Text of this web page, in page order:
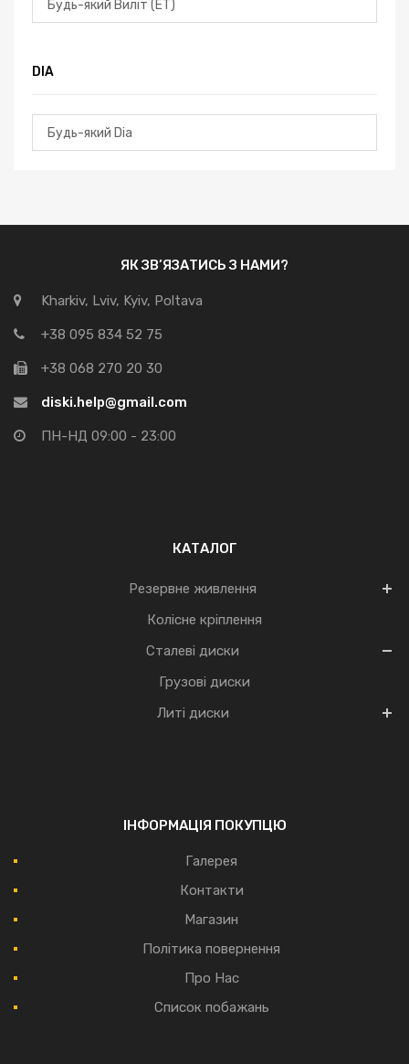
DIA
ЯК ЗВ’ЯЗАТИСЬ З НАМИ?
Kharkiv, Lviv, Kyiv, Poltava
+38 095 834 52 75
+38 068 270 20 30
diski.help@gmail.com
ПН-НД 09:00 - 23:00
КАТАЛОГ
Резервне живлення
Колісне кріплення
Сталеві диски
Грузові диски
Литі диски
ІНФОРМАЦІЯ ПОКУПЦЮ
Галерея
Контакти
Магазин
Політика повернення
Про Нас
Список побажань